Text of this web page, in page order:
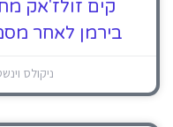
בירמן לאחר
ניקולס